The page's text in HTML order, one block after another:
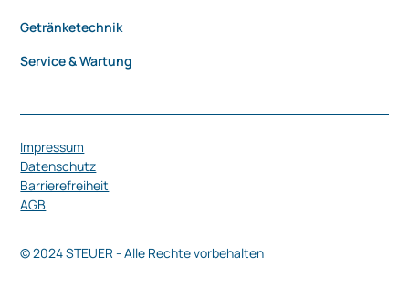
Getränketechnik
Service & Wartung
© 2024 STEUER - Alle Rechte vorbehalten
Impressum
Datenschutz
Barrierefreiheit
AGB